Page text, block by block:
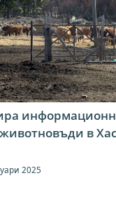
в
2025